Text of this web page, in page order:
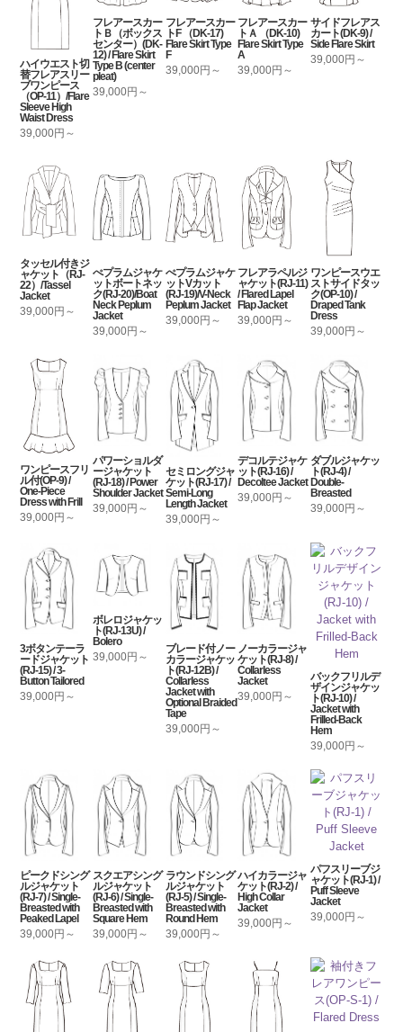
ハイウエスト切
替フレアスリー
ブワンピース
（OP-11）/Flare
Sleeve High
Waist Dress
39,000円～
フレアースカー
トＢ（ボックス
センター）(DK-
12) / Flare Skirt
Type B (center
pleat)
39,000円～
フレアースカー
トF （DK-17)
Flare Skirt Type
F
39,000円～
フレアースカー
トＡ （DK-10)
Flare Skirt Type
A
39,000円～
サイドフレアス
カート(DK-9) /
Side Flare Skirt
39,000円～
タッセル付きジ
ャケット（RJ-
22）/Tassel
Jacket
39,000円～
ぺプラムジャケ
ットボートネッ
ク(RJ-20)/Boat
Neck Peplum
Jacket
39,000円～
ぺプラムジャケ
ットVカット
(RJ-19)/V-Neck
Peplum Jacket
39,000円～
フレアラペルジ
ャケット(RJ-11)
/ Flared Lapel
Flap Jacket
39,000円～
ワンピースウエ
ストサイドタッ
ク(OP-10) /
Draped Tank
Dress
39,000円～
ワンピースフリ
ル付(OP-9) /
One-Piece
Dress with Frill
39,000円～
パワーショルダ
ージャケット
(RJ-18) / Power
Shoulder Jacket
39,000円～
セミロングジャ
ケット(RJ-17) /
Semi-Long
Length Jacket
39,000円～
デコルテジャケ
ット(RJ-16) /
Decoltee Jacket
39,000円～
ダブルジャケッ
ト(RJ-4) /
Double-
Breasted
39,000円～
3ボタンテーラ
ードジャケット
(RJ-15) / 3-
Button Tailored
39,000円～
ボレロジャケッ
ト(RJ-13U) /
Bolero
39,000円～
ブレード付ノー
カラージャケッ
ト(RJ-12B) /
Collarless
Jacket with
Optional Braided
Tape
39,000円～
ノーカラージャ
ケット(RJ-8) /
Collarless
Jacket
39,000円～
バックフリルデ
ザインジャケッ
ト(RJ-10) /
Jacket with
Frilled-Back
Hem
39,000円～
ピークドシング
ルジャケット
(RJ-7) / Single-
Breasted with
Peaked Lapel
39,000円～
スクエアシング
ルジャケット
(RJ-6) / Single-
Breasted with
Square Hem
39,000円～
ラウンドシング
ルジャケット
(RJ-5) / Single-
Breasted with
Round Hem
39,000円～
ハイカラージャ
ケット(RJ-2) /
High Collar
Jacket
39,000円～
パフスリーブジ
ャケット(RJ-1) /
Puff Sleeve
Jacket
39,000円～